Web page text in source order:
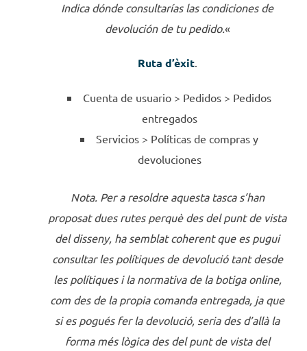
Indica dónde consultarías las condiciones de
devolución de tu pedido.«
Ruta d’èxit.
Cuenta de usuario > Pedidos > Pedidos
entregados
Servicios > Políticas de compras y
devoluciones
Nota. Per a resoldre aquesta tasca s’han
proposat dues rutes perquè des del punt de vista
del disseny, ha semblat coherent que es pugui
consultar les polítiques de devolució tant desde
les polítiques i la normativa de la botiga online,
com des de la propia comanda entregada, ja que
si es pogués fer la devolució, seria des d’allà la
forma més lògica des del punt de vista del